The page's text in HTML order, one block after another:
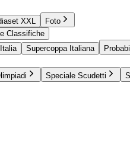
XXL
Foto
Classifiche
Supercoppa Italiana
Speciale Scudetti